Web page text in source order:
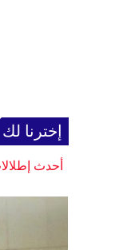
إخترنا لك
أحدث